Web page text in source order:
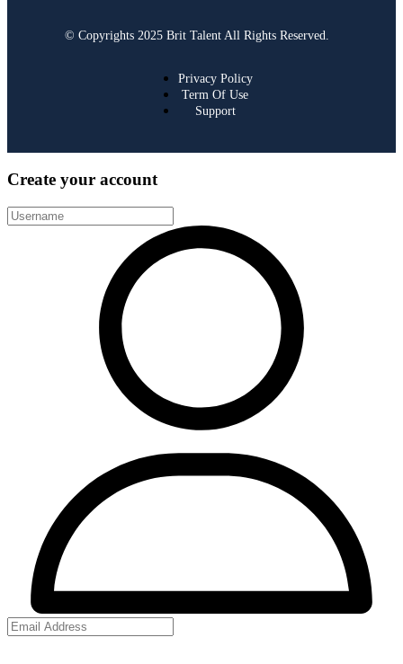
© Copyrights 2025 Brit Talent All Rights Reserved.
Privacy Policy
Term Of Use
Support
Create your account